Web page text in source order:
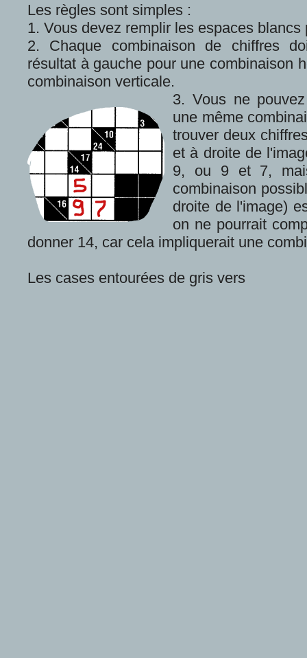
Les règles sont simples :
1. Vous devez remplir les espaces
2. Chaque combinaison de chiffres
résultat à gauche pour une combinaison
combinaison verticale.
3. Vous ne
une même
trouver deux
et à droite de
9, ou 9 et 7,
combinaison
droite de l'image)
on ne pourrait
donner 14, car cela impliquerait une
Les cases entourées de gris vers